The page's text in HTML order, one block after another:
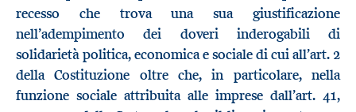
recesso che trova una sua giustificazione
nell’adempimento dei doveri inderogabili di
solidarietà politica, economica e sociale di cui all’art. 2
della Costituzione oltre che, in particolare, nella
funzione sociale attribuita alle imprese dall’art. 41,